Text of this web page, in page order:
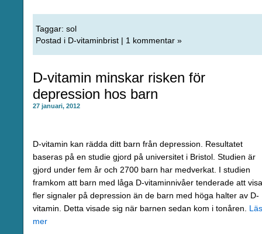
Taggar: sol
Postad i D-vitaminbrist | 1 kommentar »
D-vitamin minskar risken för
depression hos barn
27 januari, 2012
D-vitamin kan rädda ditt barn från depression. Resultatet
baseras på en studie gjord på universitet i Bristol. Studien är
gjord under fem år och 2700 barn har medverkat. I studien
framkom att barn med låga D-vitaminnivåer tenderade att visa
fler signaler på depression än de barn med höga halter av D-
vitamin. Detta visade sig när barnen sedan kom i tonåren. Läs
mer